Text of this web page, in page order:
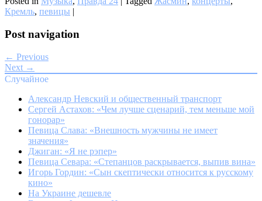
Кремль, певицы |
Post navigation
← Previous
Next →
Случайное
Александр Невский и общественный транспорт
Сергей Астахов: «Чем лучше сценарий, тем меньше мой
гонорар»
Певица Слава: «Внешность мужчины не имеет
значения»
Джиган: «Я не рэпер»
Певица Севара: «Степанцов раскрывается, выпив вина»
Игорь Гордин: «Сын скептически относится к русскому
кино»
На Украине дешевле